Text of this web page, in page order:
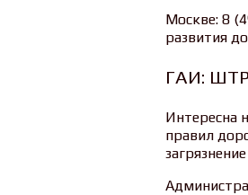
Москве: 8
развития
ГАИ:
Интересна
правил